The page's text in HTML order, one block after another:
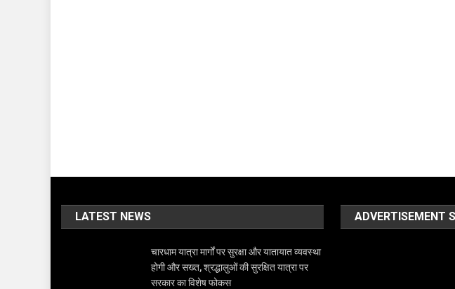
LATEST NEWS
चारधाम यात्रा मार्गों पर सुरक्षा और यातायात व्यवस्था
होगी और सख्त, श्रद्धालुओं की सुरक्षित यात्रा पर
सरकार का विशेष फोकस
ADVERTISEMENT